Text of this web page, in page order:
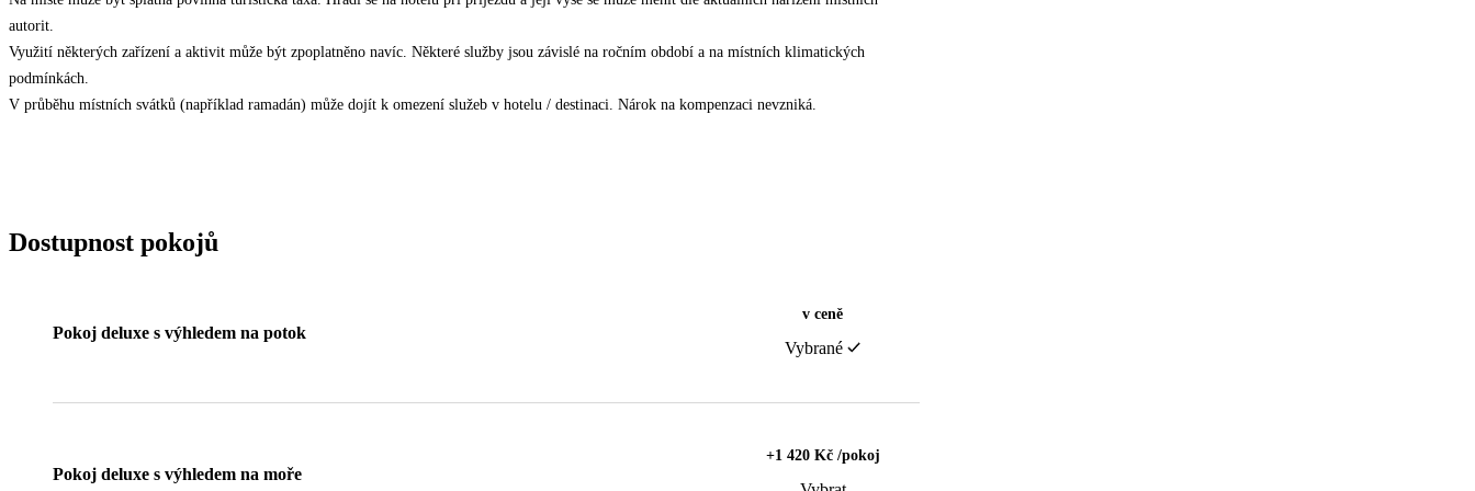
autorit.
Využití některých zařízení a aktivit může být zpoplatněno navíc. Některé služby jsou závislé na ročním období a na místních klimatických
podmínkách.
V průběhu místních svátků (například ramadán) může dojít k omezení služeb v hotelu / destinaci. Nárok na kompenzaci nevzniká.
Dostupnost pokojů
Pokoj deluxe s výhledem na potok
v ceně
Vybrané
Pokoj deluxe s výhledem na moře
+1 420 Kč /pokoj